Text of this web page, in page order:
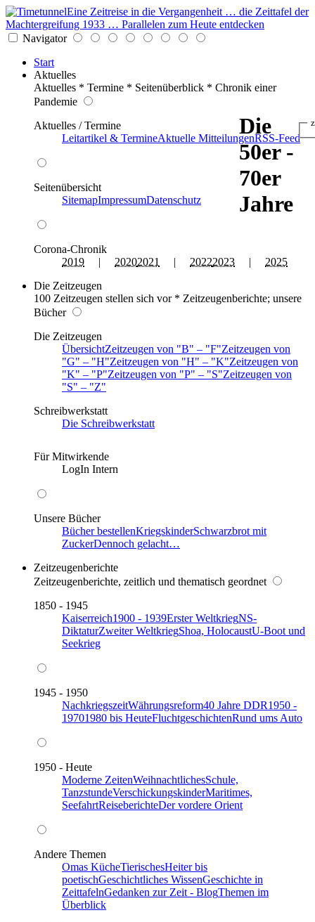
Eine Zeitreise in die Vergangenheit … die Zeittafel der
Machtergreifung 1933 … Parallelen zum Heute entdecken
Navigator
Start
Aktuelles
Aktuelles * Termine * Seitenüberblick * Chronik einer
Pandemie
Aktuelles / Termine
Leitartikel & TermineAktuelle MitteilungenRSS-Feed
Seitenübersicht
SitemapImpressumDatenschutz
Corona-Chronik
2019 | 20202021 | 20222023 | 2025
Die Zeitzeugen
100 Zeitzeugen stellen sich vor * Zeitzeugenberichte; unsere
Bücher
Die Zeitzeugen
ÜbersichtZeitzeugen von B – F Zeitzeugen von
G
– H Zeitzeugen von H – K Zeitzeugen von
K
– P Zeitzeugen von P – S Zeitzeugen von
S
–
Z
Schreibwerkstatt
Die Schreibwerkstatt
Für Mitwirkende
LogIn Intern
Unsere Bücher
Bücher bestellenKriegskinderSchwarzbrot mit
ZuckerDennoch gelacht…
Zeitzeugenberichte
Zeitzeugenberichte, zeitlich und thematisch geordnet
1850 - 1945
Kaiserreich1900 - 1939Erster WeltkriegNS-
DiktaturZweiter WeltkriegShoa, HolocaustU-Boot und
Seekrieg
1945 - 1950
NachkriegszeitWährungsreform40 Jahre DDR1950 -
19701980 bis HeuteFluchtgeschichtenRund ums Auto
1950 - Heute
Moderne ZeitenWeihnachtlichesSchule,
TanzstundeVerschickungskinderMaritimes,
SeefahrtReiseberichteDer vordere Orient
Andere Themen
Omas KücheTierischesHeiter bis
poetischGeschichtliches WissenGeschichte in
ZeittafelnGedanken zur Zeit - BlogThemen im
Überblick
Die
50er -
70er
Jahre